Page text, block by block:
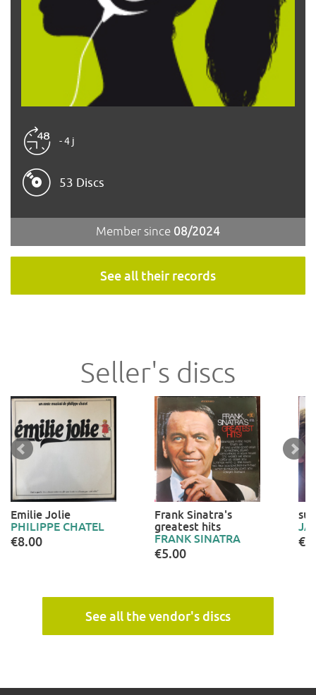
- 4 j
53 Discs
Member since 08/2024
See all their records
Seller's discs
Emilie Jolie
PHILIPPE CHATEL
€8.00
Frank Sinatra's
greatest hits
FRANK SINATRA
€5.00
See all the vendor's discs